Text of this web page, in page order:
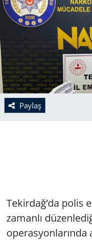
Paylaş
Tekirdağ’da polis
zamanlı
operasyonlarında